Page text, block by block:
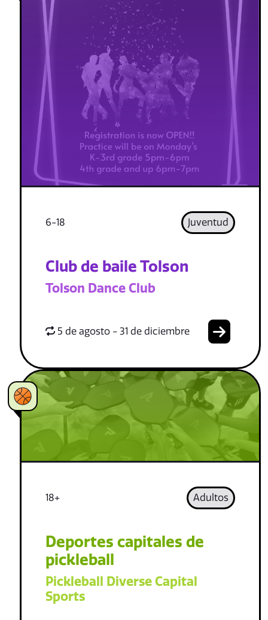
6-18 Juventud
Club de baile Tolson
Tolson Dance Club
5 de agosto - 31 de diciembre
18+ Adultos
Deportes capitales de
pickleball
Pickleball Diverse Capital
Sports